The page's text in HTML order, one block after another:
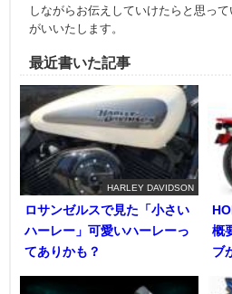
しながらお伝えしていけたらと思っ
がいいたします。
最近書いた記事
HARLEY DAVIDSON
ロサンゼルスで見た「小さい
ハーレー」可愛いハーレーっ
てありかも？
概
ブ